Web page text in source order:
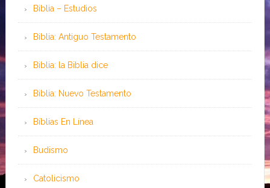
Biblia – Estudios
Biblia: Antiguo Testamento
Biblia: la Biblia dice
Biblia: Nuevo Testamento
Bíblias En Línea
Budismo
Catolicismo